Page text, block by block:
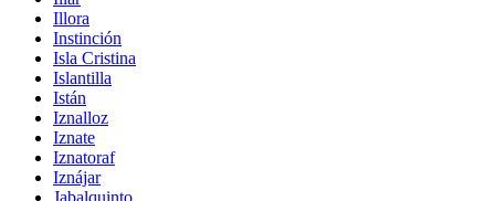
Illora
Instinción
Isla Cristina
Islantilla
Istán
Iznalloz
Iznate
Iznatoraf
Iznájar
Jabalquinto